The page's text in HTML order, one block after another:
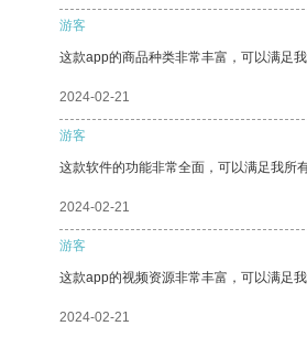
游客
这款app的商品种类非常丰富，可以满足我
2024-02-21
游客
这款软件的功能非常全面，可以满足我所有
2024-02-21
游客
这款app的视频资源非常丰富，可以满足我
2024-02-21